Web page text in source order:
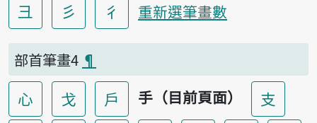
彐
彡 彳 重新選筆畫數
部首筆畫4 ¶
心 戈 戶 手（目前頁面） 支